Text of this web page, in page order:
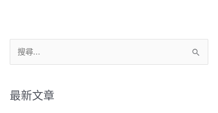
尋
鍵
最新文章